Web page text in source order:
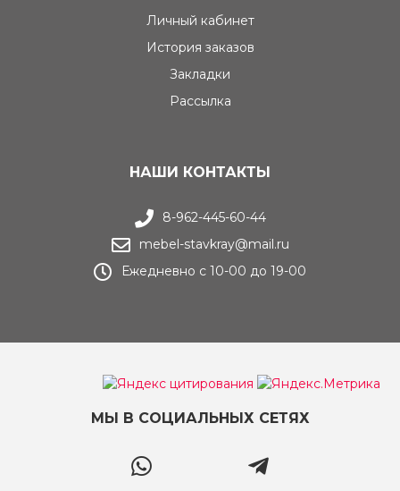
Личный кабинет
История заказов
Закладки
Рассылка
НАШИ КОНТАКТЫ
8-962-445-60-44
mebel-stavkray@mail.ru
Ежедневно с 10-00 до 19-00
МЫ В СОЦИАЛЬНЫХ СЕТЯХ